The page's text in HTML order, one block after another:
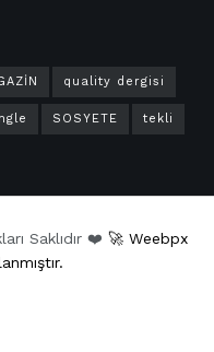
quality dergisi
SOSYETE tekli
Saklıdır ❤️ 🚀 Weebpx